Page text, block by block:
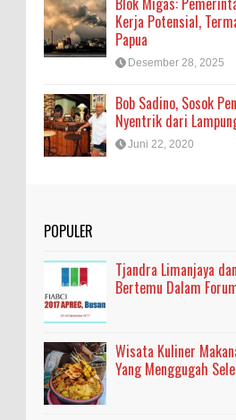
Kerja Potensial,
Papua
Desember 28, 2025
Bob Sadino, Sosok
Nyentrik dari
Juni 22, 2020
POPULER
Tjandra Limanjaya
Bertemu Dalam
Wisata Kuliner
Yang Menggugah